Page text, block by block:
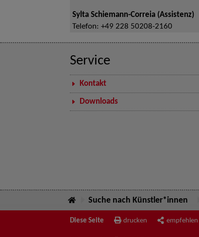
Sylta Schiemann-Correia (Assistenz)
Telefon: +49 228 50208-2160
Service
Kontakt
Downloads
Suche nach Künstler*innen
Diese Seite drucken empfehlen